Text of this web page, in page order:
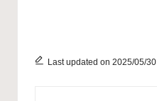
Last updated on 2025/05/30